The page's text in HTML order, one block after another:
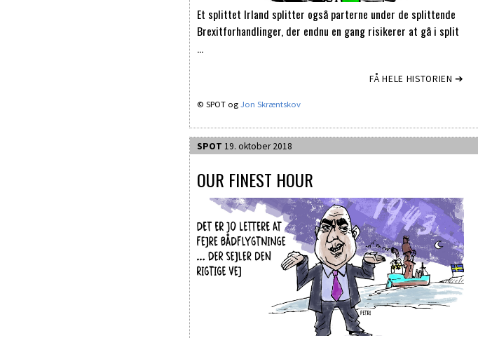
Et splittet Irland splitter også parterne under de splittende
Brexitforhandlinger, der endnu en gang risikerer at gå i split
…
FÅ HELE HISTORIEN ➔
© SPOT ogJon Skræntskov
SPOT 19. oktober 2018
OUR FINEST HOUR